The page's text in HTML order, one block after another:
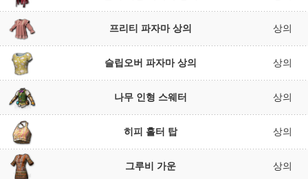
프리티 파자마 상의 상의
슬립오버 파자마 상의 상의
나무 인형 스웨터 상의
히피 홀터 탑 상의
그루비 가운 상의